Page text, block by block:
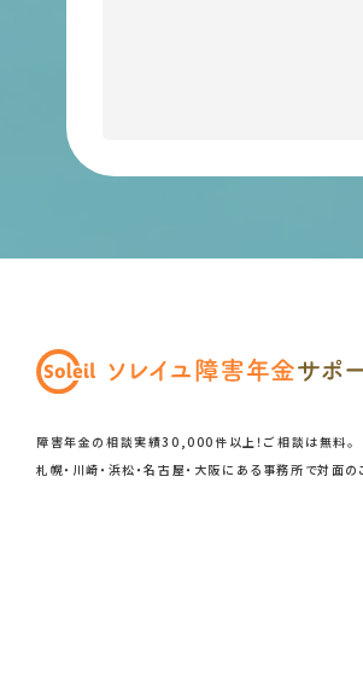
障害年金の相談実績30,000件以上！ご相談は無料。
札幌・川崎・浜松・名古屋・大阪にある事務所で対面の